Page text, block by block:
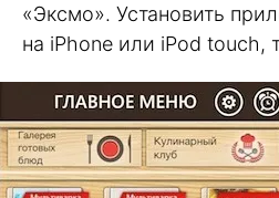
«Эксмо». Установить
на iPhone или iPod touch,